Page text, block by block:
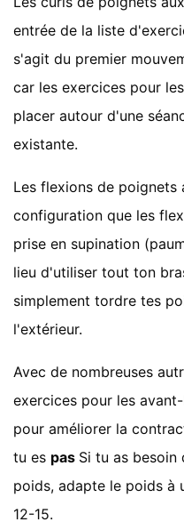
entrée de la liste
s'agit du premier
car les exercices pour
placer autour d'une
existante.
Les flexions de poignets
configuration que les
prise en supination
lieu d'utiliser tout ton
simplement tordre tes
l'extérieur.
Avec de nombreuses
exercices pour les
pour améliorer la
tu es pas Si tu as besoin
poids, adapte le poids à
12-15.